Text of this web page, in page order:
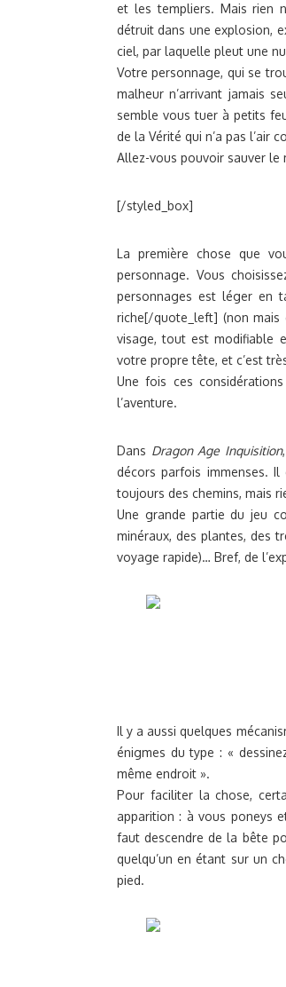
et les templiers. Mais rien
détruit dans une explosion,
ciel, par laquelle pleut une
Votre personnage, qui se
malheur n’arrivant jamais
semble vous tuer à petits
de la Vérité qui n’a pas l’air
Allez-vous pouvoir sauver le
[/styled_box]
La première chose que
personnage. Vous
personnages est léger en
riche[/quote_left] (non mais
visage, tout est modifiable
votre propre tête, et c’est
Une fois ces
l’aventure.
Dans Dragon Age Inquisition
décors parfois immenses.
toujours des chemins, mais
Une grande partie du jeu
minéraux, des plantes, des
voyage rapide)… Bref, de
Il y a aussi quelques
énigmes du type : «
même endroit ».
Pour faciliter la chose,
apparition : à vous poneys
faut descendre de la bête
quelqu’un en étant sur un
pied.